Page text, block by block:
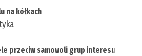
na kółkach
przeciw samowoli grup interesu